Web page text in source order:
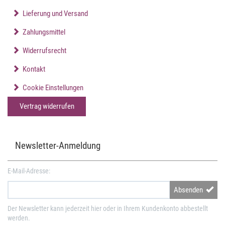
Lieferung und Versand
Zahlungsmittel
Widerrufsrecht
Kontakt
Cookie Einstellungen
Vertrag widerrufen
Newsletter-Anmeldung
E-Mail-Adresse:
Absenden
Der Newsletter kann jederzeit hier oder in Ihrem Kundenkonto abbestellt
werden.